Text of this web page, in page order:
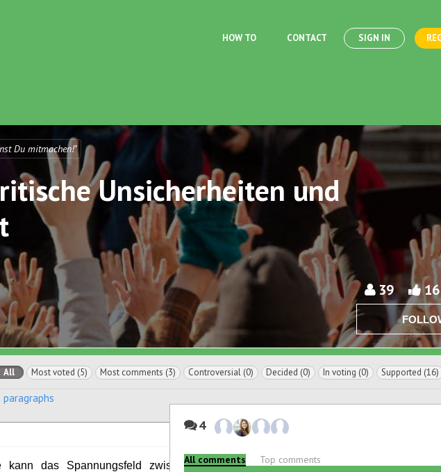
HOW TO CONTACT SIGN IN
Du mitmachen!"
Unsicherheiten und
39
All Most voted (5) Most comments (3) Controversial (0) Decided (0) In voting (0) Supported (16)
paragraphs
kann das Spannungsfeld zwischen staatlicher
4
All comments Top comments